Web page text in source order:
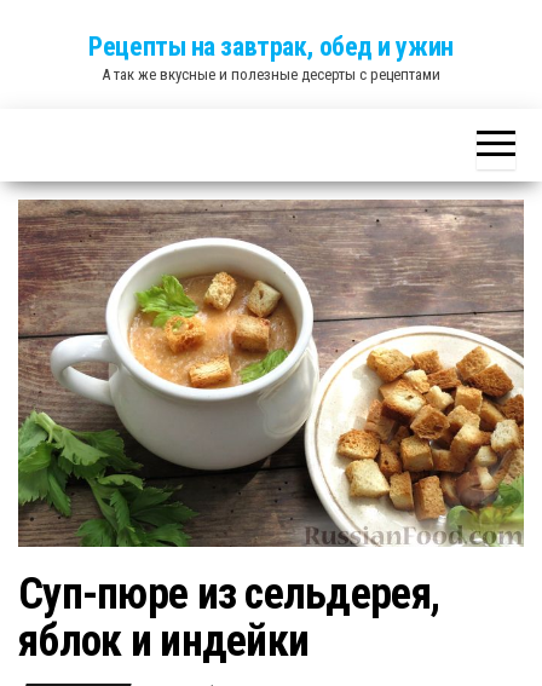
Рецепты на завтрак, обед и ужин
А так же вкусные и полезные десерты с рецептами
Суп-пюре из сельдерея,
яблок и индейки